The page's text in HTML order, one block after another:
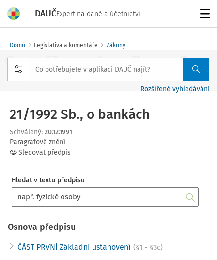
DAUČExpert na daně a účetnictví
Domů Legislativa a komentáře Zákony
Rozšířené vyhledávání
21/1992 Sb., o bankách
Schválený: 20.12.1991
Paragrafové znění
Sledovat předpis
Hledat v textu předpisu
Osnova předpisu
ČÁST PRVNÍ Základní ustanovení (§1 - §3c)